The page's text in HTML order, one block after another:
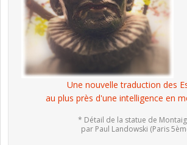
Une nouvelle traduction des
au plus près d'une intelligence en
* Détail de la statue de
par Paul Landowski (Paris